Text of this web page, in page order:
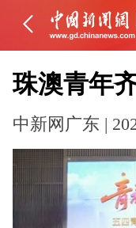
珠澳青年
中新网广东 |